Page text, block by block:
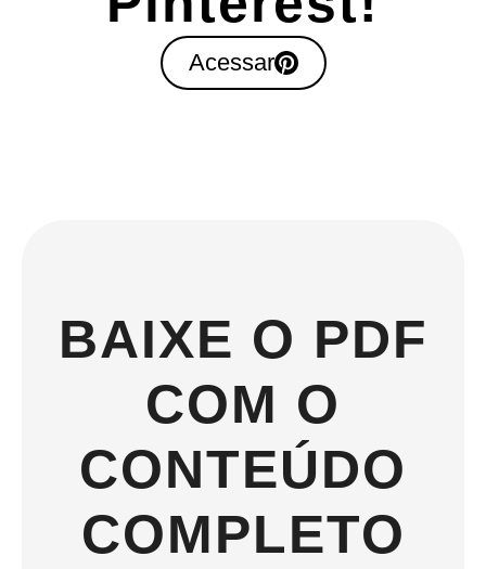
Acessar
BAIXE O PDF
COM O
CONTEÚDO
COMPLETO